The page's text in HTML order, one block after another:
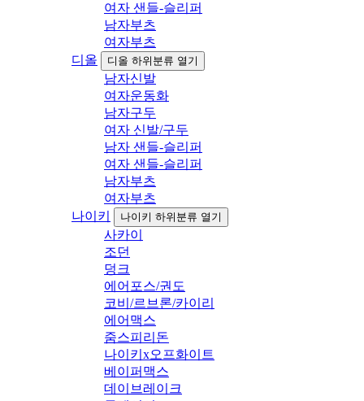
여자 샌들-슬리퍼
남자부츠
여자부츠
디올
디올 하위분류 열기
남자신발
여자운동화
남자구두
여자 신발/구두
남자 샌들-슬리퍼
여자 샌들-슬리퍼
남자부츠
여자부츠
나이키
나이키 하위분류 열기
사카이
조던
덩크
에어포스/권도
코비/르브론/카이리
에어맥스
줌스피리돈
나이키x오프화이트
베이퍼맥스
데이브레이크